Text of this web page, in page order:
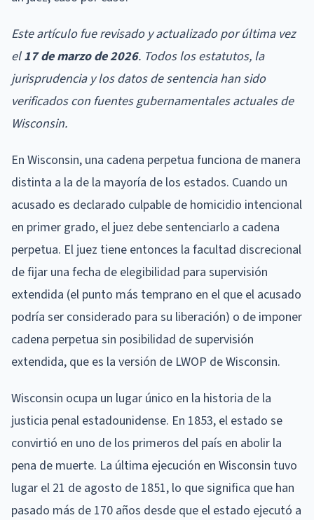
Este artículo fue revisado y actualizado por última vez
el17 de marzo de 2026. Todos los estatutos, la
jurisprudencia y los datos de sentencia han sido
verificados con fuentes gubernamentales actuales de
Wisconsin.
En Wisconsin, una cadena perpetua funciona de manera
distinta a la de la mayoría de los estados. Cuando un
acusado es declarado culpable de homicidio intencional
en primer grado, el juez debe sentenciarlo a cadena
perpetua. El juez tiene entonces la facultad discrecional
de fijar una fecha de elegibilidad para supervisión
extendida (el punto más temprano en el que el acusado
podría ser considerado para su liberación) o de imponer
cadena perpetua sin posibilidad de supervisión
extendida, que es la versión de LWOP de Wisconsin.
Wisconsin ocupa un lugar único en la historia de la
justicia penal estadounidense. En 1853, el estado se
convirtió en uno de los primeros del país en abolir la
pena de muerte. La última ejecución en Wisconsin tuvo
lugar el 21 de agosto de 1851, lo que significa que han
pasado más de 170 años desde que el estado ejecutó a